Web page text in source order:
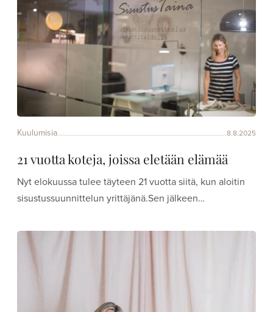
Kuulumisia 8.8.2025
21 vuotta koteja, joissa eletään elämää
Nyt elokuussa tulee täyteen 21 vuotta siitä, kun aloitin
sisustussuunnittelun yrittäjänä.Sen jälkeen…